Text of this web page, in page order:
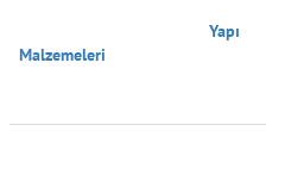
Malzemeleri